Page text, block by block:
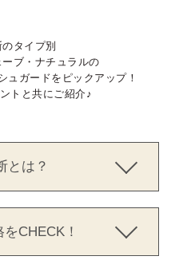
タイプ別
ブ・ナチュラルの
ュガードをピックアップ！
トと共にご紹介♪
とは？
CHECK！